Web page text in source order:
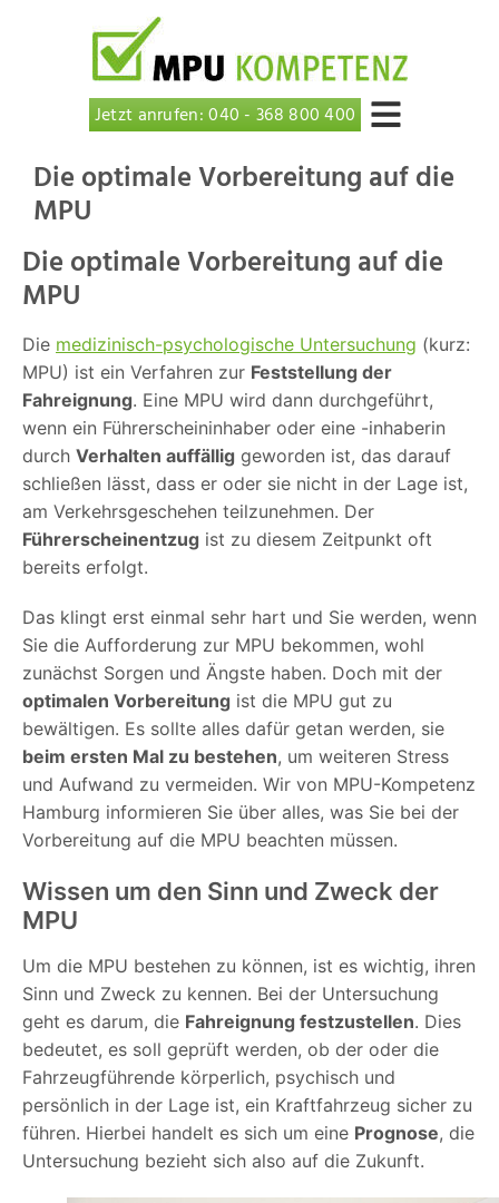
Jetzt anrufen: 040 - 368 800 400
Die optimale Vorbereitung auf die
MPU
Die optimale Vorbereitung auf die
MPU
Die medizinisch-psychologische Untersuchung (kurz:
MPU) ist ein Verfahren zur Feststellung der
Fahreignung. Eine MPU wird dann durchgeführt,
wenn ein Führerscheininhaber oder eine -inhaberin
durch Verhalten auffällig geworden ist, das darauf
schließen lässt, dass er oder sie nicht in der Lage ist,
am Verkehrsgeschehen teilzunehmen. Der
Führerscheinentzug ist zu diesem Zeitpunkt oft
bereits erfolgt.
Das klingt erst einmal sehr hart und Sie werden, wenn
Sie die Aufforderung zur MPU bekommen, wohl
zunächst Sorgen und Ängste haben. Doch mit der
optimalen Vorbereitung ist die MPU gut zu
bewältigen. Es sollte alles dafür getan werden, sie
beim ersten Mal zu bestehen, um weiteren Stress
und Aufwand zu vermeiden. Wir von MPU-Kompetenz
Hamburg informieren Sie über alles, was Sie bei der
Vorbereitung auf die MPU beachten müssen.
Wissen um den Sinn und Zweck der
MPU
Um die MPU bestehen zu können, ist es wichtig, ihren
Sinn und Zweck zu kennen. Bei der Untersuchung
geht es darum, die Fahreignung festzustellen. Dies
bedeutet, es soll geprüft werden, ob der oder die
Fahrzeugführende körperlich, psychisch und
persönlich in der Lage ist, ein Kraftfahrzeug sicher zu
führen. Hierbei handelt es sich um eine Prognose, die
Untersuchung bezieht sich also auf die Zukunft.